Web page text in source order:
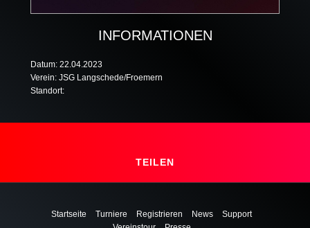
INFORMATIONEN
Datum: 22.04.2023
Verein: JSG Langschede/Froemern
Standort:
TEILEN
Startseite Turniere Registrieren News
Support